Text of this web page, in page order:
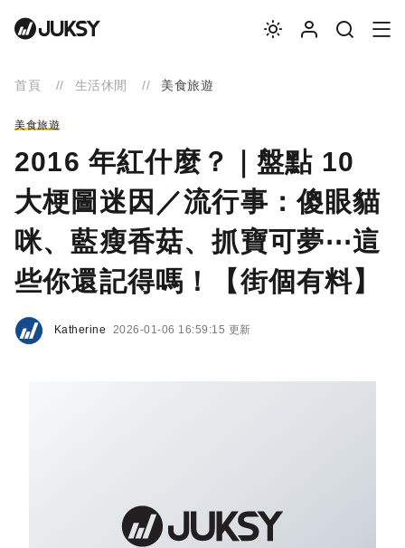
首頁 生活休閒 美食旅遊
美食旅遊
2016 年紅什麼？｜盤點 10
大梗圖迷因／流行事：傻眼貓
咪、藍瘦香菇、抓寶可夢⋯這
些你還記得嗎！【街個有料】
Katherine 2026-01-06 16:59:15 更新